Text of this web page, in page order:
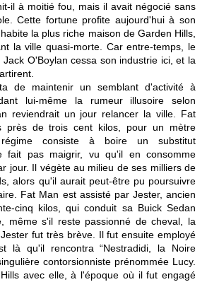
il à moitié fou, mais il avait négocié sans
Cette fortune profite aujourd'hui à son
la plus riche maison de Garden Hills,
la ville quasi-morte. Car entre-temps, le
O'Boylan cessa son industrie ici, et la
de maintenir un semblant d'activité à
lui-même la rumeur illusoire selon
reviendrait un jour relancer la ville. Fat
près de trois cent kilos, pour un mètre
régime consiste à boire un substitut
fait pas maigrir, vu qu'il en consomme
jour. Il végète au milieu de ses milliers de
alors qu'il aurait peut-être pu poursuivre
Fat Man est assisté par Jester, ancien
cinq kilos, qui conduit sa Buick Sedan
même s'il reste passionné de cheval, la
fut très brève. Il fut ensuite employé
là qu'il rencontra “Nestradidi, la Noire
contorsionniste prénommée Lucy.
avec elle, à l'époque où il fut engagé